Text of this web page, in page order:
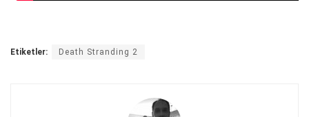
Etiketler: Death Stranding 2